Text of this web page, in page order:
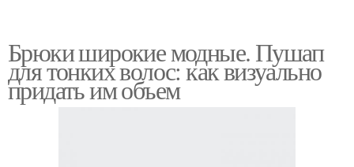
Брюки широкие модные. Пушап
для тонких волос: как визуально
придать им объем